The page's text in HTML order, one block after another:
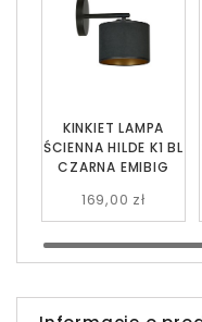
KINKIET LAMPA
ŚCIENNA HILDE K1 BL
CZARNA EMIBIG
169,00 zł